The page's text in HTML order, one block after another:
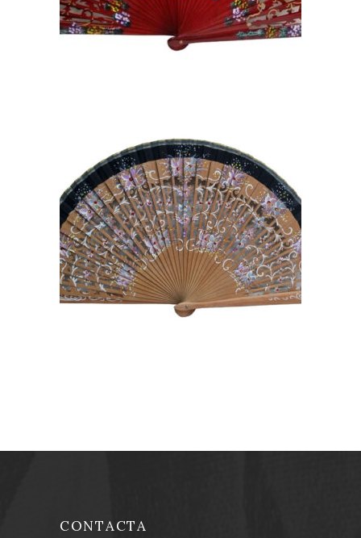
ABANICOS DE MADERA DE
SICOMORO CALADA
HECHOS Y PINTADOS A
MANO
22,20€
CONTACTA